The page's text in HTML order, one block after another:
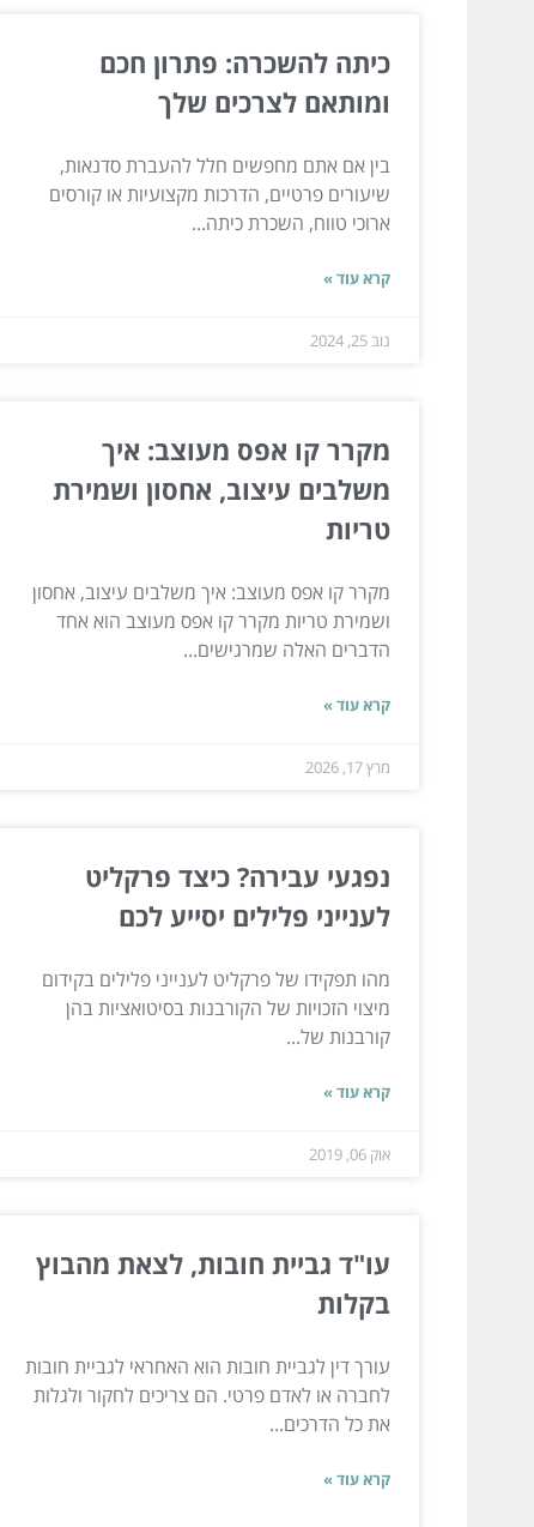
כיתה להשכרה: פתרון חכם
ומותאם לצרכים שלך
בין אם אתם מחפשים חלל להעברת סדנאות,
שיעורים פרטיים, הדרכות מקצועיות או קורסים
ארוכי טווח, השכרת כיתה...
קרא עוד »
נוב 25, 2024
מקרר קו אפס מעוצב: איך
משלבים עיצוב, אחסון ושמירת
טריות
מקרר קו אפס מעוצב: איך משלבים עיצוב, אחסון
ושמירת טריות מקרר קו אפס מעוצב הוא אחד
הדברים האלה שמרגישים...
קרא עוד »
מרץ 17, 2026
נפגעי עבירה? כיצד פרקליט
לענייני פלילים יסייע לכם
מהו תפקידו של פרקליט לענייני פלילים בקידום
מיצוי הזכויות של הקורבנות בסיטואציות בהן
קורבנות של...
קרא עוד »
אוק 06, 2019
עו"ד גביית חובות, לצאת מהבוץ
בקלות
עורך דין לגביית חובות הוא האחראי לגביית חובות
לחברה או לאדם פרטי. הם צריכים לחקור ולגלות
את כל הדרכים...
קרא עוד »